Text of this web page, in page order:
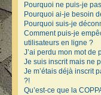
Pourquoi ne puis-je
Pourquoi ai-je besoin
Pourquoi suis-je
Comment puis-je
utilisateurs en ligne ?
J’ai perdu mon mot de
Je suis inscrit mais ne
Je m’étais déjà inscrit
?!
Qu’est-ce que la